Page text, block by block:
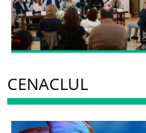
CENACLUL